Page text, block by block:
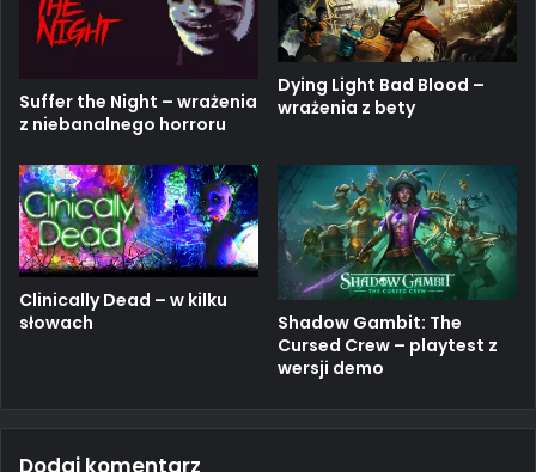
Suffer the Night – wrażenia
z niebanalnego horroru
Dying Light Bad Blood –
wrażenia z bety
Clinically Dead – w kilku
słowach
Shadow Gambit: The
Cursed Crew – playtest z
wersji demo
Dodaj komentarz